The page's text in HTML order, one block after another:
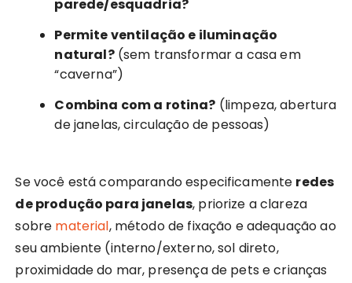
parede/esquadria?
Permite ventilação e iluminação
natural?(sem transformar a casa em
“caverna”)
Combina com a rotina? (limpeza, abertura
de janelas, circulação de pessoas)
Se você está comparando especificamente redes
de produção para janelas, priorize a clareza
sobre material, método de fixação e adequação ao
seu ambiente (interno/externo, sol direto,
proximidade do mar, presença de pets e crianças